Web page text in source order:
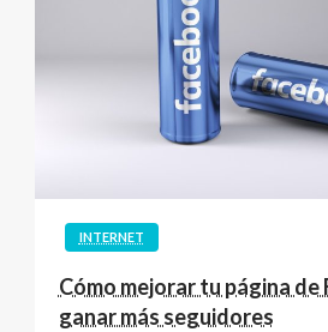
INTERNET
Cómo mejorar tu página de
ganar más seguidores